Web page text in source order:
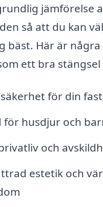
jämförelse
så att du kan
bäst. Här är några
ett bra stängsel
för din
för husdjur och
och
estetik och